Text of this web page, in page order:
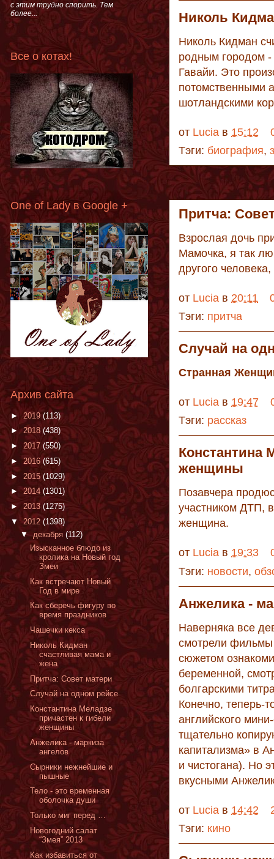
Николь
Николь Кидман
родным городом
Гавайи. Это
потомственными
шотландскими
от Lucia в 15:12
Тэги: биография,
Притча:
Взрослая дочь
Мамочка, я так
другого
от Lucia в 20:11
Тэги: притча
Случай на
Странная
от Lucia в 19:47
Тэги: рассказ
Константина
женщины
Позавчера
участником ДТП, в
женщина.
от Lucia в 19:33
Тэги: новости,
Анжелика -
Наверняка все
смотрели фильмы
сюжетом
беременной,
болгарскими
Конечно, теперь-
английского
тщательно
капитализма» в
и чистогана). Но
вкусными
от Lucia в 14:42
Тэги: кино
с этим трудно спорить. Тем
более...
Все о котах!
One of Lady в Google +
Архив сайта
► 2019 (113)
►2018 (438)
► 2017 (550)
► 2016(615)
► 2015 (1029)
►2014 (1301)
► 2013 (1275)
▼ 2012 (1398)
▼ декабря (112)
Изысканное блюдо из
кролика на Новый год
Змеи
Как встречают Новый
Год в мире
Как сберечь фигуру во
время праздников
Чашечки кекса
Николь Кидман
счастливая мама и
жена
Притча: Совет матери
Случай на одном рейсе
Константина Меладзе
причастен к гибели
женщины
Анжелика - маркиза
ангелов
Сырники нежнейшие и
пышные
Тело - это временная
оболочка души
Только миг перед …
Новогодний салат
“Змея” 2013
Как избавиться от